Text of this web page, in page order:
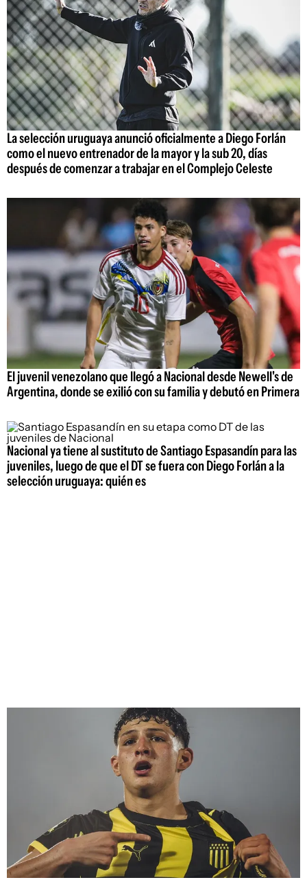
La selección uruguaya anunció oficialmente a Diego Forlán
como el nuevo entrenador de la mayor y la sub 20, días
después de comenzar a trabajar en el Complejo Celeste
El juvenil venezolano que llegó a Nacional desde Newell's de
Argentina, donde se exilió con su familia y debutó en Primera
Nacional ya tiene al sustituto de Santiago Espasandín para las
juveniles, luego de que el DT se fuera con Diego Forlán a la
selección uruguaya: quién es